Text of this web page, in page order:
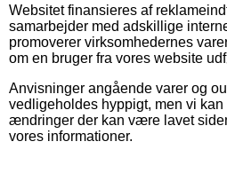
Websitet finansieres af
samarbejder med adskillige
promoverer virksomhedernes
om en bruger fra vores website
Anvisninger angående varer og
vedligeholdes hyppigt, men vi
ændringer der kan være lavet
vores informationer.